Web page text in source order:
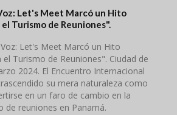
Let's Meet Marcó un Hito
Turismo de Reuniones".
Let's Meet Marcó un Hito
Turismo de Reuniones". Ciudad de
2024. El Encuentro Internacional
su mera naturaleza como
en un faro de cambio en la
de reuniones en Panamá.